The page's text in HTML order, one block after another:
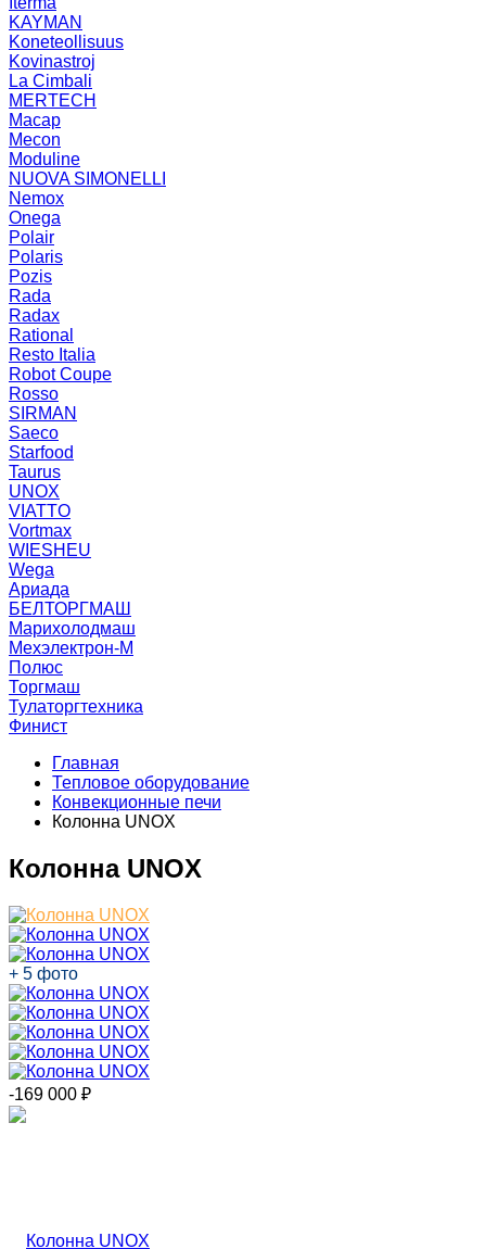
KAYMAN
Koneteollisuus
Kovinastroj
La Cimbali
MERTECH
Macap
Mecon
Moduline
NUOVA SIMONELLI
Nemox
Onega
Polair
Polaris
Pozis
Rada
Radax
Rational
Resto Italia
Robot Coupe
Rosso
SIRMAN
Saeco
Starfood
Taurus
UNOX
VIATTO
Vortmax
WIESHEU
Wega
Ариада
БЕЛТОРГМАШ
Марихолодмаш
Мехэлектрон-М
Полюс
Торгмаш
Тулаторгтехника
Финист
Главная
Тепловое оборудование
Конвекционные печи
Колонна UNOX
Колонна UNOX
+ 5 фото
-169 000 ₽